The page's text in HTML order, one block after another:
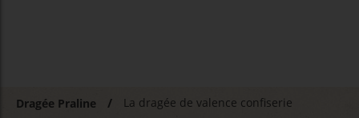
Dragée Praline La dragée de valence confiserie